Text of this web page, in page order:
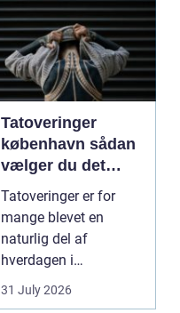
Tatoveringer
københavn sådan
vælger du det
rigtige studie
Tatoveringer er for
mange blevet en
naturlig del af
hverdagen i
København. Byen er
fyldt med dygtige...
31 July 2026